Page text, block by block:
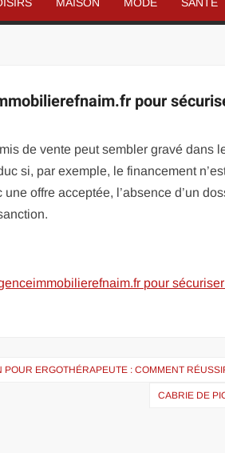
pour
de vente peut sembler gravé dans
si, par exemple, le financement
une offre acceptée, l’absence d’un
pour
POUR ERGOTHÉRAPEUTE : COMMENT
CABRIE DE